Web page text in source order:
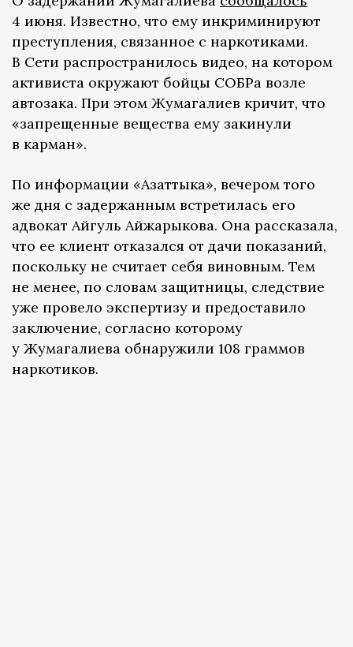
4 июня. Известно, что ему инкриминируют
преступления, связанное с наркотиками.
В Сети распространилось видео, на котором
активиста окружают бойцы СОБРа возле
автозака. При этом Жумагалиев кричит, что
«запрещенные вещества ему закинули
в карман».
По информации «Азаттыка», вечером того
же дня с задержанным встретилась его
адвокат Айгуль Айжарыкова. Она рассказала,
что ее клиент отказался от дачи показаний,
поскольку не считает себя виновным. Тем
не менее, по словам защитницы, следствие
уже провело экспертизу и предоставило
заключение, согласно которому
у Жумагалиева обнаружили 108 граммов
наркотиков.